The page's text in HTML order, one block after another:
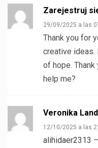
Zarejestruj
29/09/2025 a las
Thank you for
creative ideas.
of hope. Thank
help me?
Veronika
12/10/2025 a las
alihidaer2313